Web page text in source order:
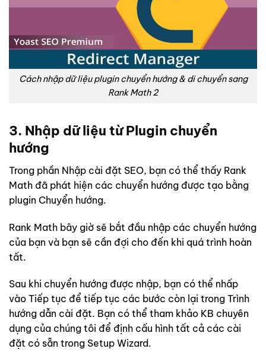
Cách nhập dữ liệu plugin chuyển hướng & di chuyển sang
Rank Math 2
3. Nhập dữ liệu từ Plugin chuyển
hướng
Trong phần Nhập cài đặt SEO, bạn có thể thấy Rank
Math đã phát hiện các chuyển hướng được tạo bằng
plugin Chuyển hướng.
Rank Math bây giờ sẽ bắt đầu nhập các chuyển hướng
của bạn và bạn sẽ cần đợi cho đến khi quá trình hoàn
tất.
Sau khi chuyển hướng được nhập, bạn có thể nhấp
vào Tiếp tục để tiếp tục các bước còn lại trong Trình
hướng dẫn cài đặt. Bạn có thể tham khảo KB chuyên
dụng của chúng tôi để định cấu hình tất cả các cài
đặt có sẵn trong Setup Wizard.